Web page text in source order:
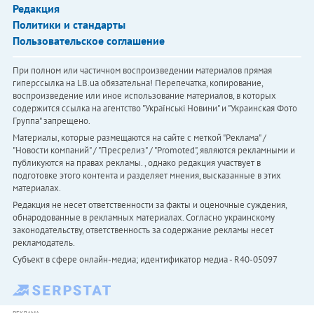
Редакция
Политики и стандарты
Пользовательское соглашение
При полном или частичном воспроизведении материалов прямая
гиперссылка на LB.ua обязательна! Перепечатка, копирование,
воспроизведение или иное использование материалов, в которых
содержится ссылка на агентство "Українськi Новини" и "Украинская Фото
Группа" запрещено.
Материалы, которые размещаются на сайте с меткой "Реклама" /
"Новости компаний" / "Пресрелиз" / "Promoted", являются рекламными и
публикуются на правах рекламы. , однако редакция участвует в
подготовке этого контента и разделяет мнения, высказанные в этих
материалах.
Редакция не несет ответственности за факты и оценочные суждения,
обнародованные в рекламных материалах. Согласно украинскому
законодательству, ответственность за содержание рекламы несет
рекламодатель.
Субъект в сфере онлайн-медиа; идентификатор медиа - R40-05097